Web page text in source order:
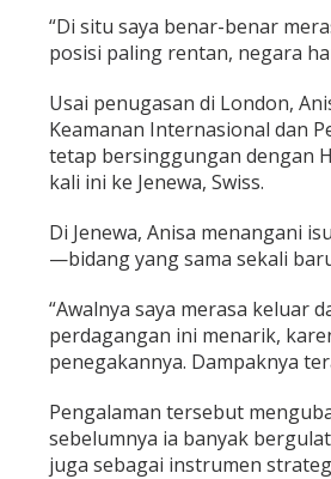
“Di situ saya benar-benar
posisi paling rentan, negara
Usai penugasan di London,
Keamanan Internasional dan
tetap bersinggungan dengan
kali ini ke Jenewa, Swiss.
Di Jenewa, Anisa menangani
—bidang yang sama sekali
“Awalnya saya merasa keluar
perdagangan ini menarik,
penegakannya. Dampaknya
Pengalaman tersebut
sebelumnya ia banyak
juga sebagai instrumen